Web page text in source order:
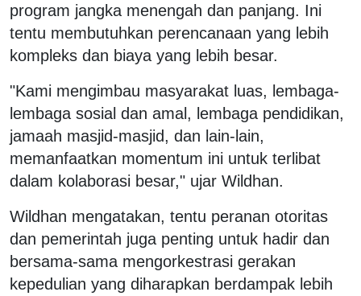
program jangka menengah dan panjang. Ini
tentu membutuhkan perencanaan yang lebih
kompleks dan biaya yang lebih besar.
"Kami mengimbau masyarakat luas, lembaga-
lembaga sosial dan amal, lembaga pendidikan,
jamaah masjid-masjid, dan lain-lain,
memanfaatkan momentum ini untuk terlibat
dalam kolaborasi besar," ujar Wildhan.
Wildhan mengatakan, tentu peranan otoritas
dan pemerintah juga penting untuk hadir dan
bersama-sama mengorkestrasi gerakan
kepedulian yang diharapkan berdampak lebih